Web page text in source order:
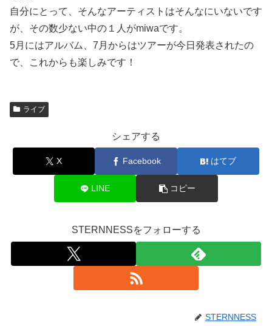
自分にとって、そんなアーティストはそんなにいないです
が、その数少ない中の１人がmiwaです。
5月にはアルバム、7月からはツアーが今日発表されたの
で、これからも楽しみです！
ライブ
シェアする
X Facebook はてブ
LINE コピー
STERNNESSをフォローする
STERNNESS